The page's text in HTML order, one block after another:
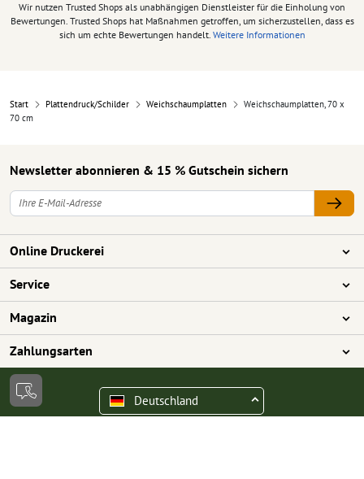
Wir nutzen Trusted Shops als unabhängigen Dienstleister für die Einholung von
Bewertungen. Trusted Shops hat Maßnahmen getroffen, um sicherzustellen, dass es
sich um echte Bewertungen handelt. Weitere Informationen
Start Plattendruck/Schilder Weichschaumplatten
Weichschaumplatten, 70 x
70 cm
Online Druckerei
Über Onlineprinters
Presse
Umweltschutz
Kontakt
Service
Zahlungsarten
Versand
Reklamation
op.premium
Magazin
Design
Marketing
Druck & Insights
Zahlungsarten
Newsletter abonnieren & 15 % Gutschein sichern
Deutschland